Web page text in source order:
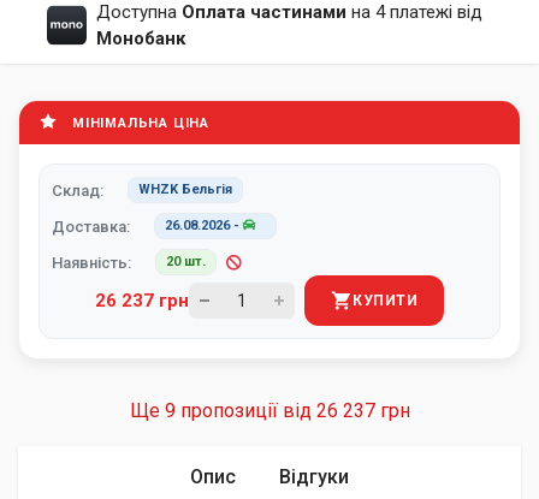
Доступна Оплата частинами на 4 платежі від
Монобанк
МІНІМАЛЬНА ЦІНА
Склад: WHZK Бельгія
Доставка: 26.08.2026-
Наявність: 20 шт.
26 237 грн КУПИТИ
Ще 9 пропозиції від 26 237 грн
Опис Відгуки